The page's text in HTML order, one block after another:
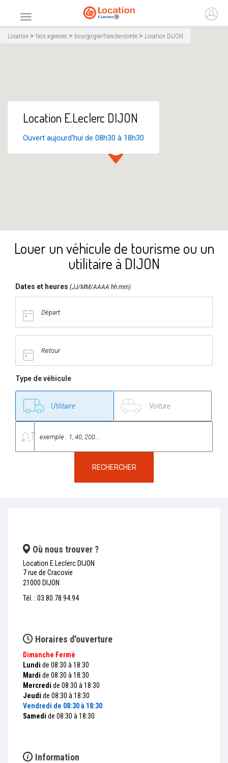
Menu principal
Accueil
Location > Nos agences > bourgogne-franche-comte > Location DIJON
Location E.Leclerc DIJON
Ouvert aujourd'hui de 08h30 à 18h30
Louer un véhicule de tourisme ou un
utilitaire à DIJON
Dates et heures (JJ/MM/AAAA hh:mm)
Type de véhicule
RECHERCHER
Où nous trouver ?
Location E.Leclerc DIJON
7 rue de Cracovie
21000 DIJON
Tél. : 03.80.78.94.94
Horaires d'ouverture
Dimanche Fermé
Lundi de 08:30 à 18:30
Mardi de 08:30 à 18:30
Mercredi de 08:30 à 18:30
Jeudi de 08:30 à 18:30
Vendredi de 08:30 à 18:30
Samedi de 08:30 à 18:30
Information